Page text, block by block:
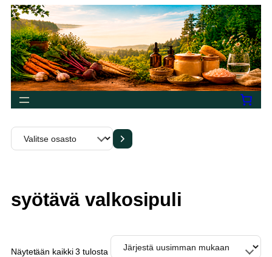
Siirry
sisältöön
Valitse
osasto
syötävä valkosipuli
Näytetään kaikki 3 tulostaSorted